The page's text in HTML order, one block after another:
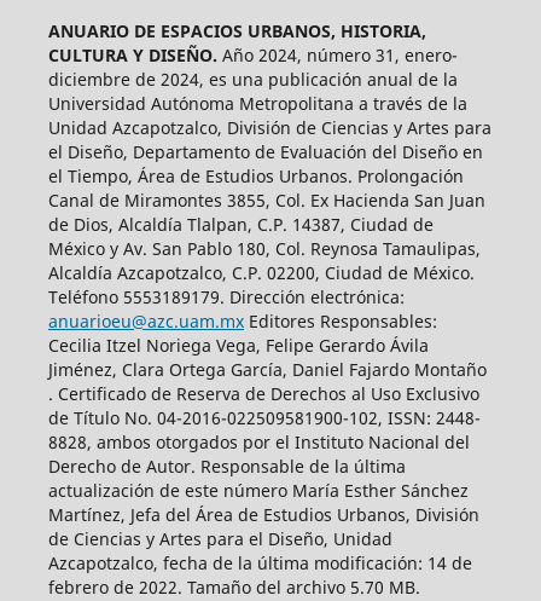
ANUARIO DE ESPACIOS URBANOS, HISTORIA,
CULTURA Y DISEÑO. Año 2024, número 31, enero-
diciembre de 2024, es una publicación anual de la
Universidad Autónoma Metropolitana a través de la
Unidad Azcapotzalco, División de Ciencias y Artes para
el Diseño, Departamento de Evaluación del Diseño en
el Tiempo, Área de Estudios Urbanos. Prolongación
Canal de Miramontes 3855, Col. Ex Hacienda San Juan
de Dios, Alcaldía Tlalpan, C.P. 14387, Ciudad de
México y Av. San Pablo 180, Col. Reynosa Tamaulipas,
Alcaldía Azcapotzalco, C.P. 02200, Ciudad de México.
Teléfono 5553189179. Dirección electrónica:
anuarioeu@azc.uam.mxEditores Responsables:
Cecilia Itzel Noriega Vega, Felipe Gerardo Ávila
Jiménez, Clara Ortega García, Daniel Fajardo Montaño
. Certificado de Reserva de Derechos al Uso Exclusivo
de Título No. 04-2016-022509581900-102, ISSN: 2448-
8828, ambos otorgados por el Instituto Nacional del
Derecho de Autor. Responsable de la última
actualización de este número María Esther Sánchez
Martínez, Jefa del Área de Estudios Urbanos, División
de Ciencias y Artes para el Diseño, Unidad
Azcapotzalco, fecha de la última modificación: 14 de
febrero de 2022. Tamaño del archivo 5.70 MB.